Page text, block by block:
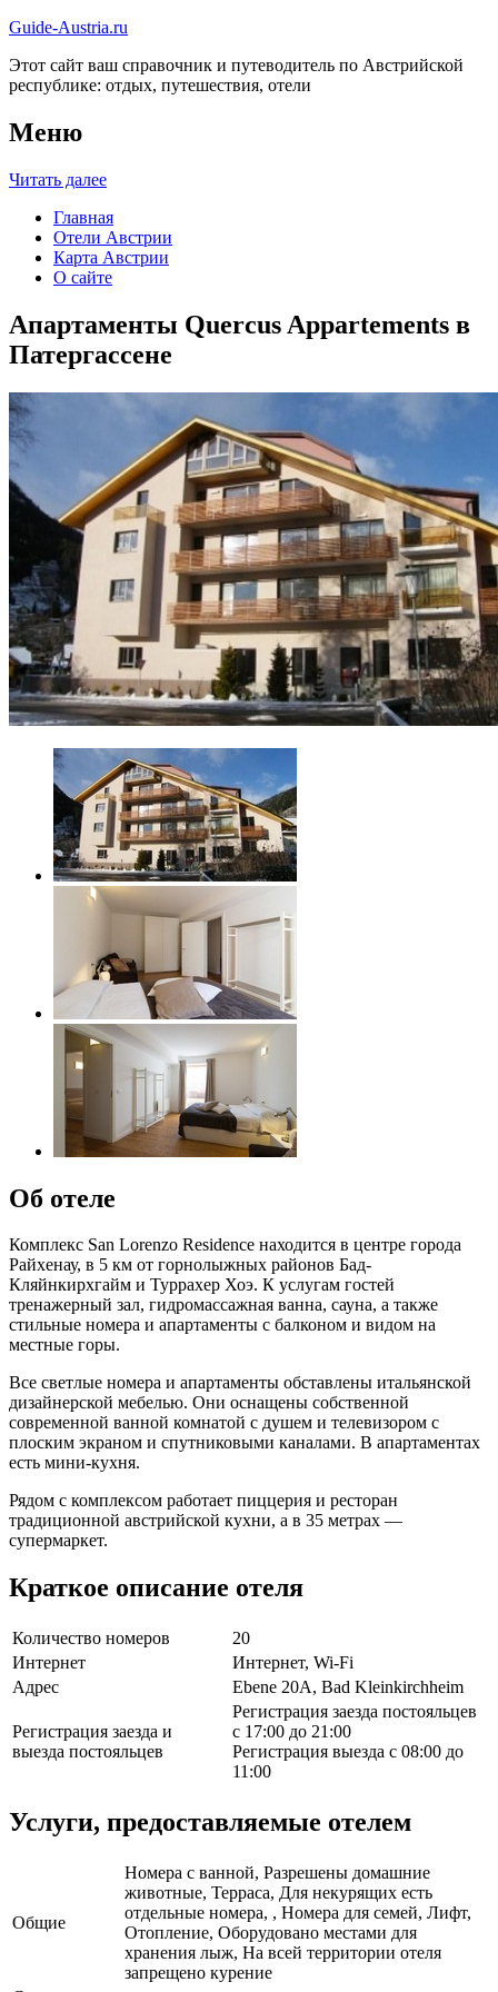
Guide-Austria.ru
Этот сайт ваш справочник и путеводитель по Австрийской
республике: отдых, путешествия, отели
Меню
Читать далее
Главная
Отели Австрии
Карта Австрии
О сайте
Апартаменты Quercus Appartements в
Патергассене
Об отеле
Комплекс San Lorenzo Residence находится в центре города
Райхенау, в 5 км от горнолыжных районов Бад-
Кляйнкирхгайм и Туррахер Хоэ. К услугам гостей
тренажерный зал, гидромассажная ванна, сауна, а также
стильные номера и апартаменты с балконом и видом на
местные горы.
Все светлые номера и апартаменты обставлены итальянской
дизайнерской мебелью. Они оснащены собственной
современной ванной комнатой с душем и телевизором с
плоским экраном и спутниковыми каналами. В апартаментах
есть мини-кухня.
Рядом с комплексом работает пиццерия и ресторан
традиционной австрийской кухни, а в 35 метрах —
супермаркет.
Краткое описание отеля
Количество номеров
20
Интернет
Интернет, Wi-Fi
Адрес
Ebene 20A, Bad Kleinkirchheim
Регистрация заезда и
выезда постояльцев
Регистрация заезда постояльцев
с 17:00 до 21:00
Регистрация выезда с 08:00 до
11:00
Услуги, предоставляемые отелем
Общие
Номера с ванной, Разрешены домашние
животные, Терраса, Для некурящих есть
отдельные номера, , Номера для семей, Лифт,
Отопление, Оборудовано местами для
хранения лыж, На всей территории отеля
запрещено курение